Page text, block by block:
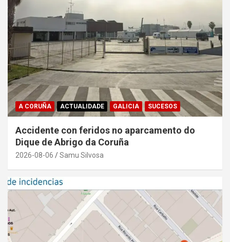
A CORUÑA ACTUALIDADE GALICIA SUCESOS
Accidente con feridos no aparcamento do
Dique de Abrigo da Coruña
2026-08-06 Samu Silvosa